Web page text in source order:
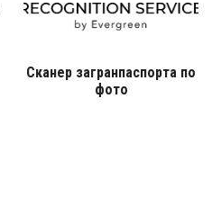
Сканер загранпаспорта по
фото